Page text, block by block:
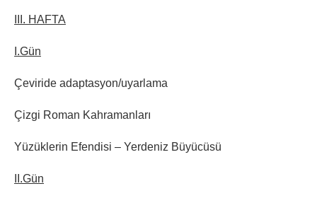
III. HAFTA
I.Gün
Çeviride adaptasyon/uyarlama
Çizgi Roman Kahramanları
Yüzüklerin Efendisi – Yerdeniz Büyücüsü
II.Gün